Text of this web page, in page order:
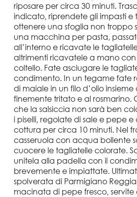
riposare per circa 30 minuti.
indicato, riprendete gli impasti e
ottenere una sfoglia non troppo
una macchina per pasta,
all’interno e ricavate le
altrimenti ricavatele a mano con
coltello. Fate asciugare le
condimento. In un tegame fate
di maiale in un filo d’olio
finemente tritato e al rosmarino.
che la salsiccia non sarà ben
i piselli, regolate di sale e pepe
cottura per circa 10 minuti. Nel
casseruola con acqua bollente
cuocere le tagliatelle colorate.
unitela alla padella con il
brevemente e impiattate.
spolverata di Parmigiano
macinata di pepe fresco, servite